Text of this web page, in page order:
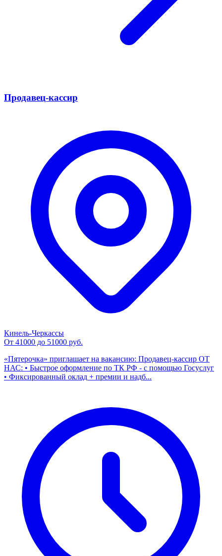
Продавец-кассир
Кинель-Черкассы
От 41000 до 51000 руб.
«Пятерочка» приглашает на вакансию: Продавец-кассир ОТ
НАС: • Быстрое оформление по ТК РФ - с помощью Госуслуг
• Фиксированный оклад + премии и надб...